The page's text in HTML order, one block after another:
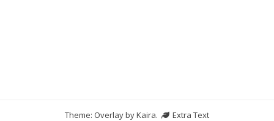
Theme: Overlay byKaira.
Extra Text